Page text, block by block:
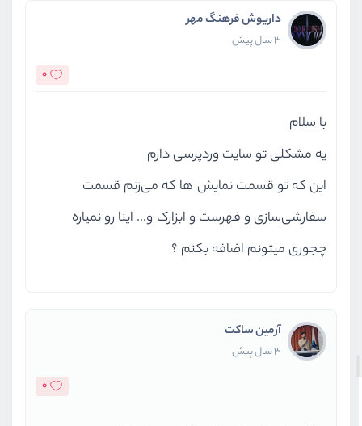
داریوش فرهنگ مهر
3 سال پیش
0
با سلام
یه مشکلی تو سایت وردپرسی دارم
این که تو قسمت نمایش ها که می‌زنم قسمت
سفارشی‌سازی و فهرست و ابزارک و... اینا رو نمیاره
چجوری میتونم اضافه بکنم ؟
آرمین ساکت
3 سال پیش
0